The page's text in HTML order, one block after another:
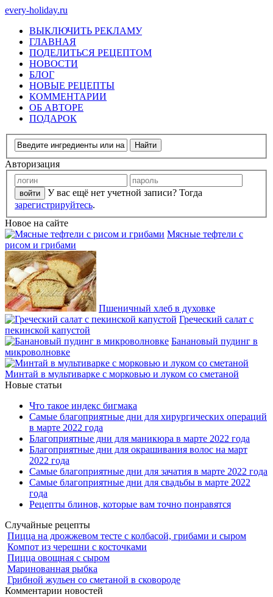
every-holiday.ru
ВЫКЛЮЧИТЬ РЕКЛАМУ
ГЛАВНАЯ
ПОДЕЛИТЬСЯ РЕЦЕПТОМ
НОВОСТИ
БЛОГ
НОВЫЕ РЕЦЕПТЫ
КОММЕНТАРИИ
ОБ АВТОРЕ
ПОДАРОК
Авторизация
У вас ещё нет учетной записи? Тогда
зарегистрируйтесь.
Новое на сайте
Мясные тефтели с
рисом и грибами
Пшеничный хлеб в духовке
Греческий салат с
пекинской капустой
Банановый пудинг в
микроволновке
Минтай в мультиварке с морковью и луком со сметаной
Новые статьи
Что такое индекс бигмака
Самые благоприятные дни для хирургических операций
в марте 2022 года
Благоприятные дни для маникюра в марте 2022 года
Благоприятные дни для окрашивания волос на март
2022 года
Самые благоприятные дни для зачатия в марте 2022 года
Самые благоприятные дни для свадьбы в марте 2022
года
Рецепты блинов, которые вам точно понравятся
Случайные рецепты
Пицца на дрожжевом тесте с колбасой, грибами и сыром
Компот из черешни с косточками
Пицца овощная с сыром
Маринованная рыбка
Грибной жульен со сметаной в сковороде
Комментарии новостей